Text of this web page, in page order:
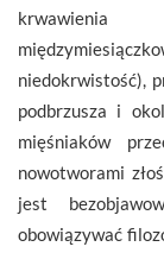
krwawienia
niedokrwistość),
podbrzusza i
mięśniaków
nowotworami
jest
obowiązywać